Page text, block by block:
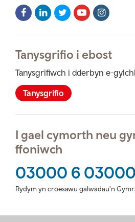
Facebook
Icon
LinkedIn
Icon
Twitter
Icon
Youtube
Icon Icon
Tanysgrifio i ebost
Tanysgrifiwch i dderbyn e-
Tanysgrifio
I gael cymorth neu
ffoniwch
03000 6 03000
Rydym yn croesawu galwadau'n